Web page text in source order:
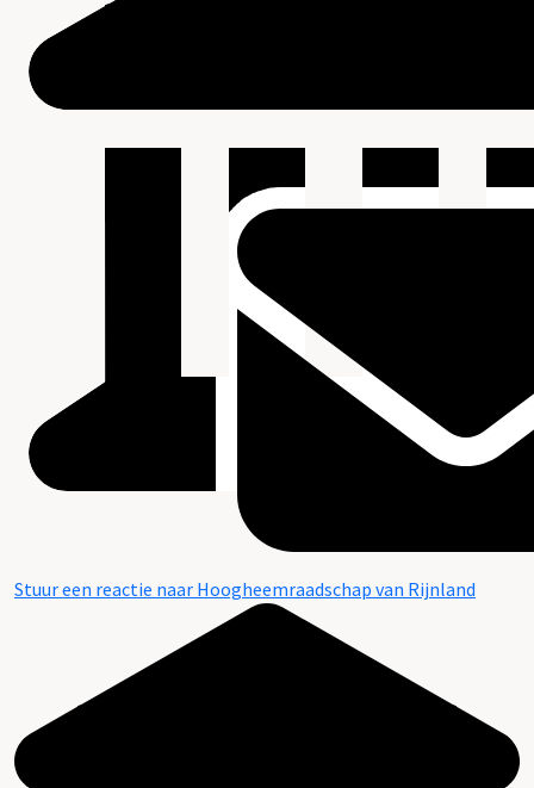
Stuur een reactie naar Hoogheemraadschap van Rijnland